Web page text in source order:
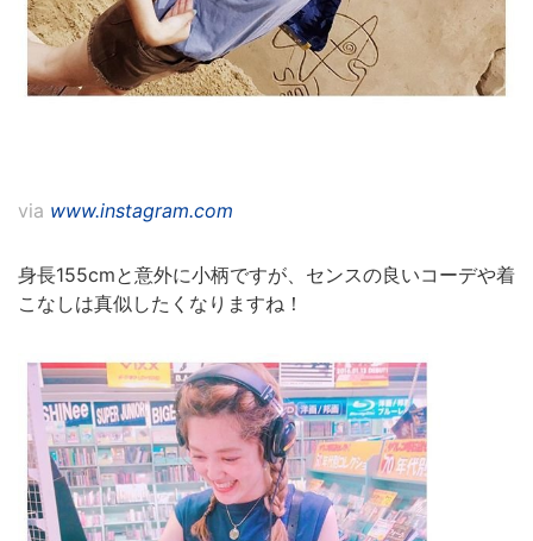
via www.instagram.com
身長155cmと意外に小柄ですが、センスの良いコーデや着
こなしは真似したくなりますね！